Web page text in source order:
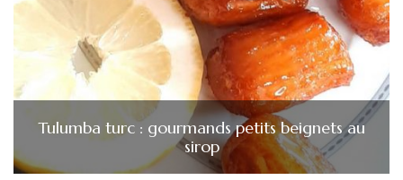
Tulumba turc : gourmands petits beignets au
sirop